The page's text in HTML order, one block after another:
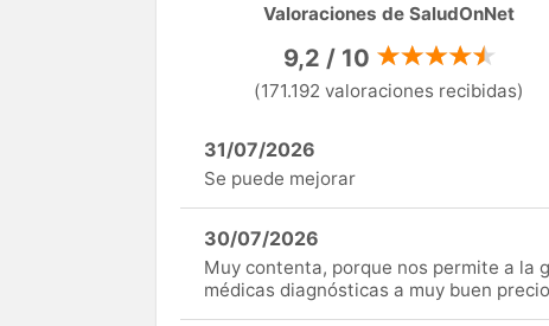
Valoraciones de SaludOnNet
9,2 / 10
(171.192 valoraciones recibidas)
31/07/2026
Se puede mejorar
30/07/2026
Muy contenta, porque nos permite a la
médicas diagnósticas a muy buen